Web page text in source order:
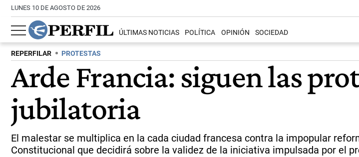
LUNES 10 DE AGOSTO DE 2026
ÚLTIMAS NOTICIAS POLÍTICA OPINIÓN SOCIEDAD
REPERFILAR PROTESTAS
Arde Francia: siguen las
jubilatoria
El malestar se multiplica en la cada ciudad francesa contra la impopular
Constitucional que decidirá sobre la validez de la iniciativa impulsada por el